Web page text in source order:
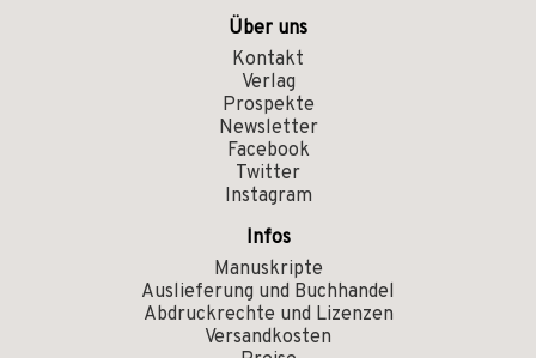
Über uns
Kontakt
Verlag
Prospekte
Newsletter
Facebook
Twitter
Instagram
Infos
Manuskripte
Auslieferung und Buchhandel
Abdruckrechte und Lizenzen
Versandkosten